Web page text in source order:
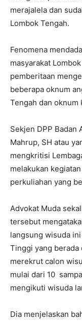
merajalela dan
Lombok Tengah.
Fenomena
masyarakat
pemberitaan
beberapa oknum
Tengah dan oknum
Sekjen DPP Badan
Mahrup, SH atau
mengkritisi
melakukan
perkuliahan yang
Advokat Muda
tersebut
langsung wisuda
Tinggi yang berada
merekrut calon
mulai dari 10
mengikuti wisuda
Dia menjelaskan